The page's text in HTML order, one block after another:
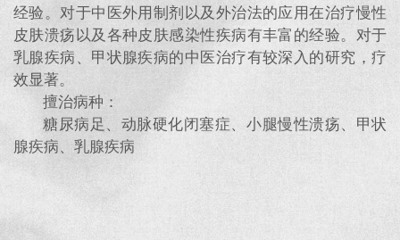
经验。对于中医外用制剂以及外治法的应用在治疗慢性
皮肤溃疡以及各种皮肤感染性疾病有丰富的经验。对于
乳腺疾病、甲状腺疾病的中医治疗有较深入的研究，疗
效显著。
擅治病种：
糖尿病足、动脉硬化闭塞症、小腿慢性溃疡、甲状
腺疾病、乳腺疾病